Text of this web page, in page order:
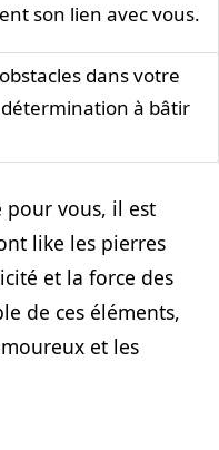
son lien avec vous.
dans votre
à bâtir
pour vous, il est
like les pierres
et la force des
de ces éléments,
et les